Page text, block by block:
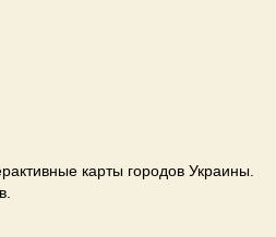
карты городов Украины.